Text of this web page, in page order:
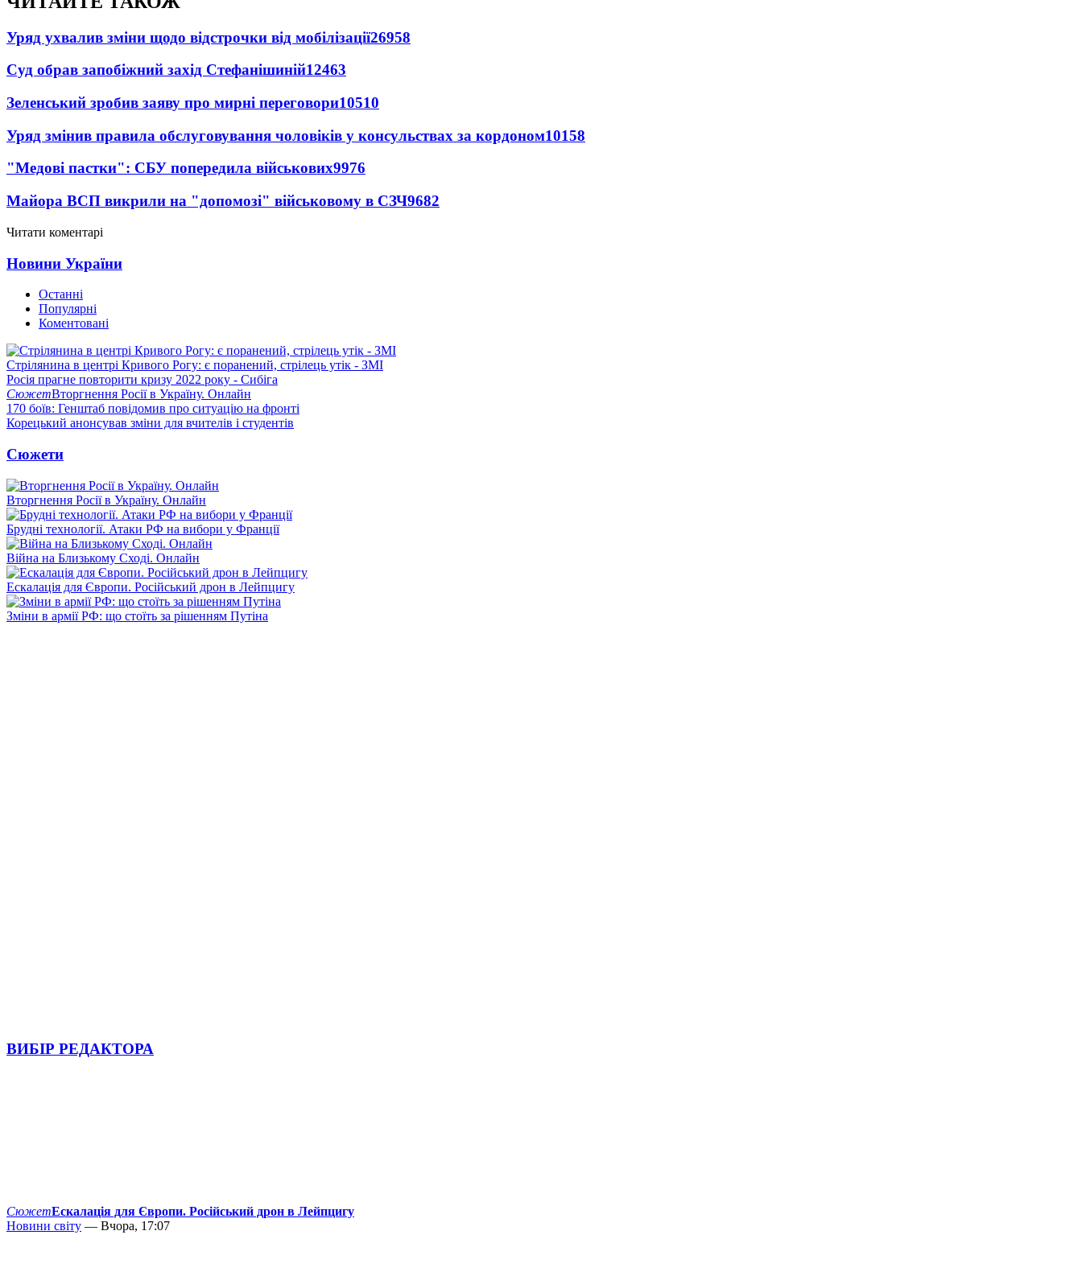
Уряд ухвалив зміни щодо відстрочки від мобілізації26958
Суд обрав запобіжний захід Стефанішиній12463
Зеленський зробив заяву про мирні переговори10510
Уряд змінив правила обслуговування чоловіків у консульствах за кордоном10158
"Медові пастки": СБУ попередила військових9976
Майора ВСП викрили на "допомозі" військовому в СЗЧ9682
Читати коментарі
Новини України
Останні
Популярні
Коментовані
Стрілянина в центрі Кривого Рогу: є поранений, стрілець утік - ЗМІ
Росія прагне повторити кризу 2022 року - Сибіга
СюжетВторгнення Росії в Україну. Онлайн
170 боїв: Генштаб повідомив про ситуацію на фронті
Корецький анонсував зміни для вчителів і студентів
Сюжети
Вторгнення Росії в Україну. Онлайн
Брудні технології. Атаки РФ на вибори у Франції
Війна на Близькому Сході. Онлайн
Ескалація для Європи. Російський дрон в Лейпцигу
Зміни в армії РФ: що стоїть за рішенням Путіна
ВИБІР РЕДАКТОРА
СюжетЕскалація для Європи. Російський дрон в Лейпцигу
Новини світу — Вчора, 17:07